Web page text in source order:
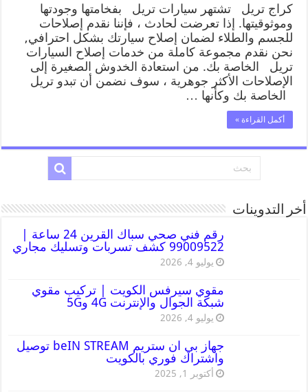
كراج تريل تشتهر سيارات تريل بفخامتها وجودتها
وموثوقيتها. إذا تعرضت لحادث ، فإننا نقدم إصلاحات
للجسم والطلاء لضمان إصلاح سيارتك بشكل احترافي,
نحن نقدم مجموعة كاملة من خدمات إصلاح السيارات
تريل الخاصة بك. من استعادة الخدوش الصغيرة إلى
الإصلاحات الأكثر جوهرية ، سوف نضمن أن تبدو تريل
الخاصة بك وكأنها …
أكمل القراءة »
أخر التدوينات
رقم فني صحي سباك القرين 24 ساعة |
99009522 كشف تسربات وتسليك مجاري
يوليو 4, 2026
مقوي سيرفس الكويت | تركيب مقوي
شبكة الجوال والإنترنت 4G و5G
يوليو 4, 2026
جهاز بي ان ستريم beIN STREAM توصيل
واشتراك فوري بالكويت
أكتوبر 1, 2025